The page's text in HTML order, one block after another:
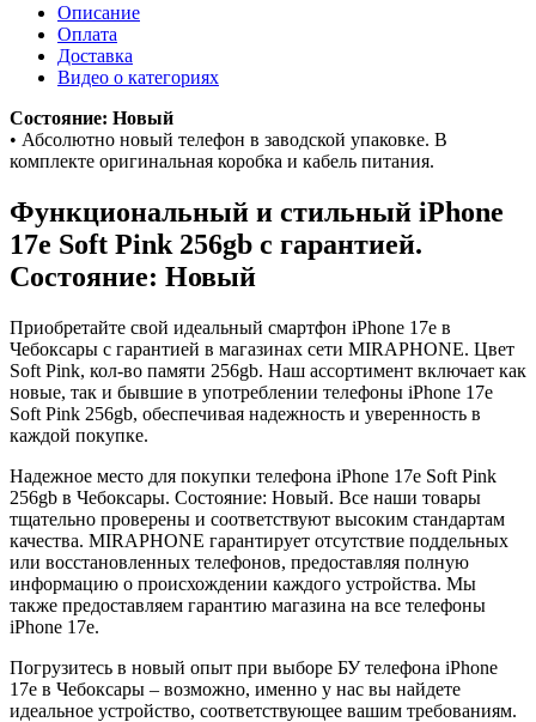
Описание
Оплата
Доставка
Видео о категориях
Состояние: Новый
• Абсолютно новый телефон в заводской упаковке. В
комплекте оригинальная коробка и кабель питания.
Функциональный и стильный iPhone
17e Soft Pink 256gb с гарантией.
Состояние: Новый
Приобретайте свой идеальный смартфон iPhone 17e в
Чебоксары с гарантией в магазинах сети MIRAPHONE. Цвет
Soft Pink, кол-во памяти 256gb. Наш ассортимент включает как
новые, так и бывшие в употреблении телефоны iPhone 17e
Soft Pink 256gb, обеспечивая надежность и уверенность в
каждой покупке.
Надежное место для покупки телефона iPhone 17e Soft Pink
256gb в Чебоксары. Состояние: Новый. Все наши товары
тщательно проверены и соответствуют высоким стандартам
качества. MIRAPHONE гарантирует отсутствие поддельных
или восстановленных телефонов, предоставляя полную
информацию о происхождении каждого устройства. Мы
также предоставляем гарантию магазина на все телефоны
iPhone 17e.
Погрузитесь в новый опыт при выборе БУ телефона iPhone
17e в Чебоксары – возможно, именно у нас вы найдете
идеальное устройство, соответствующее вашим требованиям.